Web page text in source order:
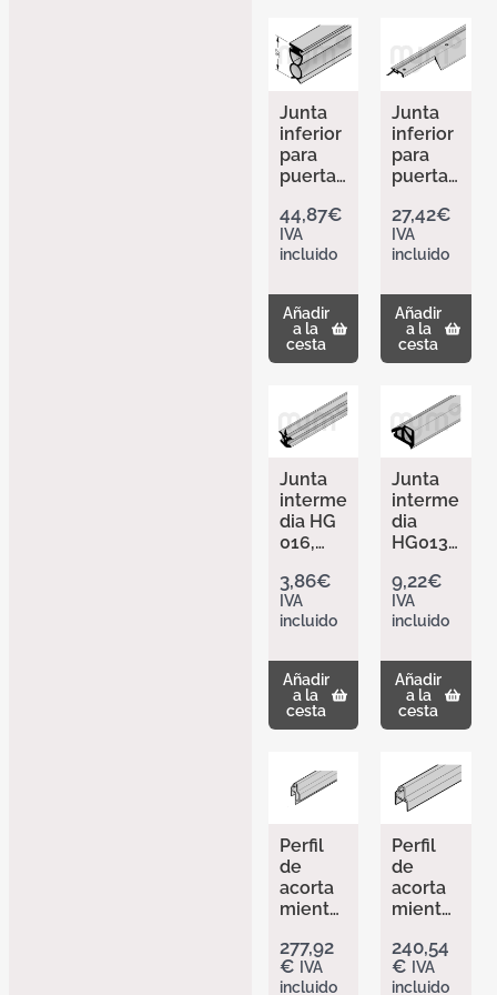
Junta
inferior
para
puertas
puerta
peaton
al
rada
con
umbral
305446
44,87€
IVA
incluido
Añadir
a la
cesta
Junta
inferior
para
puertas
garaje
con
puerta
al
incorpo
rada sin
umbral
perfora
da
400526
2
27,42€
IVA
incluido
Añadir
a la
cesta
Junta
interme
dia HG
016,
s
sándwi
ch y
de
acristal
amient
o NF
3,86€
IVA
incluido
Añadir
a la
cesta
Junta
interme
dia
HG013
rotura
térmica
304568
9,22€
IVA
incluido
Añadir
a la
cesta
Perfil
de
acorta
miento
NF 89
anodiza
277,92
€ IVA
incluido
Perfil
de
acorta
miento
NF 96
anodiza
240,54
€ IVA
incluido